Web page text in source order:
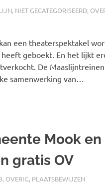
, NIET GECATEGORISEERD,
een theaterspektakel
geboekt. En het lijkt
De
samenwerking van…
Mook en
gratis OV
, OVERIG, PLAATSBEWIJZEN